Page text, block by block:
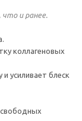
и ранее.
коллагеновых
усиливает блеск